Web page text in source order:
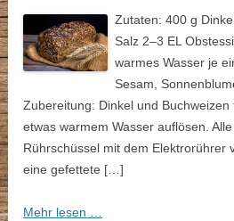
Zutaten: 400 g
Salz 2–3 EL
warmes Wasser je
Sesam,
Zubereitung: Dinkel und
etwas warmem Wasser auflösen.
Rührschüssel mit dem Elektrorührer
eine gefettete […]
Mehr lesen …